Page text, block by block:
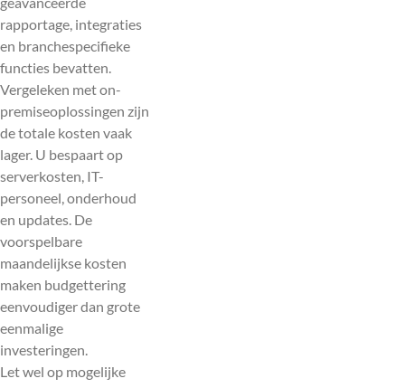
rapportage, integraties
en branchespecifieke
functies bevatten.
Vergeleken met on-
premiseoplossingen zijn
de totale kosten vaak
lager. U bespaart op
serverkosten, IT-
personeel, onderhoud
en updates. De
voorspelbare
maandelijkse kosten
maken budgettering
eenvoudiger dan grote
eenmalige
investeringen.
Let wel op mogelijke